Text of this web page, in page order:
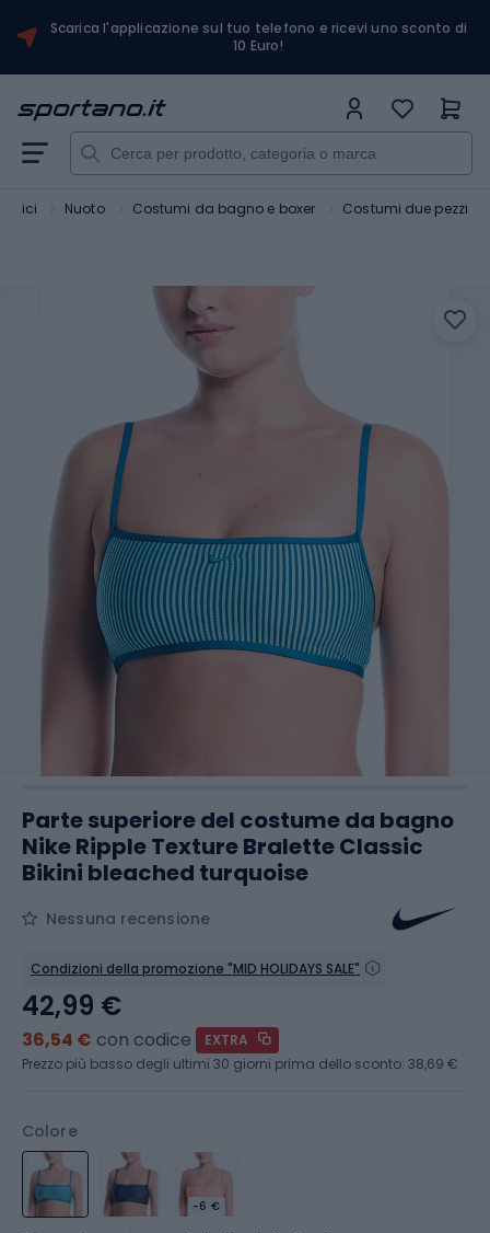
Scarica l'applicazione sul tuo telefono e ricevi uno sconto di
10 Euro!
Nuoto Costumi da bagno e boxer Costumi due pezzi
Parte superiore del costume da bagno
Nike Ripple Texture Bralette Classic
Bikini bleached turquoise
Nessuna recensione
Condizioni della promozione "MID HOLIDAYS SALE"
Colore
-6 €
42,99 €
36,54 € con codice
EXTRA
Prezzo più basso degli ultimi 30 giorni prima dello sconto: 38,69 €